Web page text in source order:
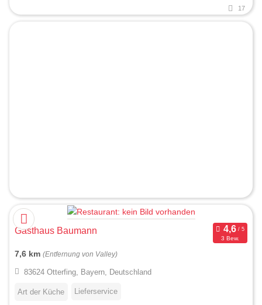
17
Gasthaus Baumann
3 Bew.
7,6 km (Entfernung von Valley)
83624 Otterfing, Bayern, Deutschland
Art der Küche Lieferservice